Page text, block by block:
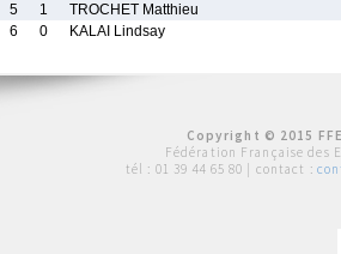
5
1
TROCHET Matthieu
6
0 KALAI Lindsay
Copyright © 2015
Fédération Française des
tél : 01 39 44 65 80 | contact :